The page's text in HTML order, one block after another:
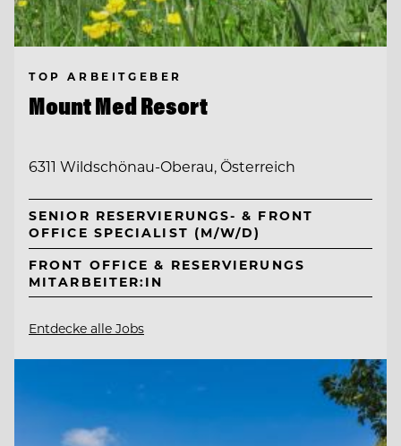
TOP ARBEITGEBER
Mount Med Resort
6311 Wildschönau-Oberau, Österreich
SENIOR RESERVIERUNGS- & FRONT
OFFICE SPECIALIST (M/W/D)
FRONT OFFICE & RESERVIERUNGS
MITARBEITER:IN
Entdecke alle Jobs